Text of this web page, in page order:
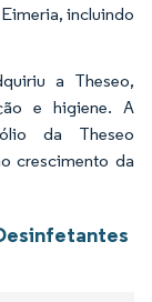
incluindo
a Theseo,
e higiene. A
da Theseo
crescimento da